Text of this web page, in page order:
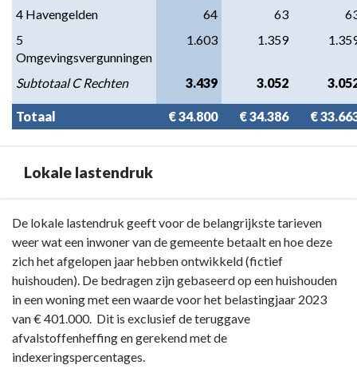
4 Havengelden
64 63
5
Omgevingsvergunningen
1.603 1.359
Subtotaal C Rechten 3.439 3.052
Totaal € 34.800 € 34.386 €
Lokale lastendruk
Terug
naar
navigatie
Paragraaf
Lokale
heffingen
De lokale lastendruk geeft voor de belangrijkste tarieven
weer wat een inwoner van de gemeente betaalt en hoe deze
zich het afgelopen jaar hebben ontwikkeld (fictief
huishouden). De bedragen zijn gebaseerd op een huishouden
in een woning met een waarde voor het belastingjaar 2023
van € 401.000. Dit is exclusief de teruggave
afvalstoffenheffing en gerekend met de
indexeringspercentages.